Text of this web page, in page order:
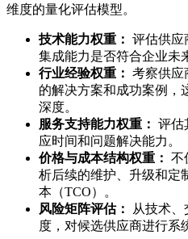
维度的量化评估模型。
技术能力权重： 评估供应
集成能力是否符合企业未
行业经验权重： 考察供应
的解决方案和成功案例，
深度。
服务支持能力权重： 评估
应时间和问题解决能力。
价格与成本结构权重： 不
析后续的维护、升级和定
本（TCO）。
风险矩阵评估：
从技术
度，对候选供应商进行系